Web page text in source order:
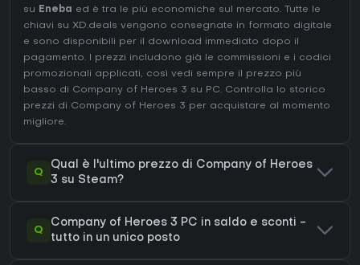
su Eneba
ed è tra le più economiche sul mercato. Tutte le
chiavi su XD.deals vengono consegnate in formato digitale
e sono disponibili per il download immediato dopo il
pagamento. I prezzi includono già le commissioni e i codici
promozionali applicati, così vedi sempre il prezzo più
basso di Company of Heroes 3 su PC. Controlla lo storico
prezzi di Company of Heroes 3 per acquistare al momento
migliore.
Q
Qual è l'ultimo prezzo di Company of Heroes
3 su Steam?
Q
Company of Heroes 3 PC in saldo e sconti -
tutto in un unico posto